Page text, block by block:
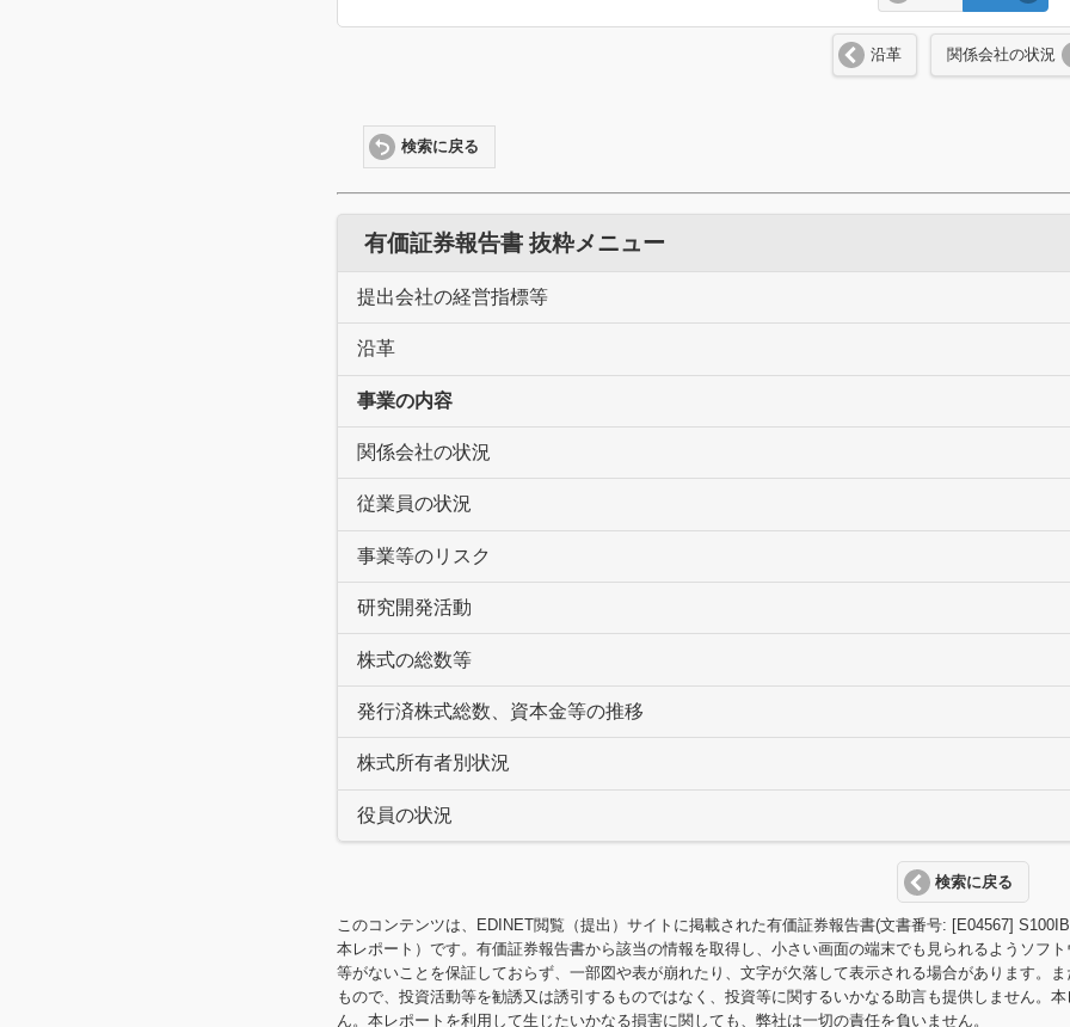
沿革 関係会社の状況
検索に戻る
有価証券報告書 抜粋メニュー
提出会社の経営指標等
沿革
事業の内容
関係会社の状況
従業員の状況
事業等のリスク
研究開発活動
株式の総数等
発行済株式総数、資本金等の推移
株式所有者別状況
役員の状況
検索に戻る
このコンテンツは、EDINET閲覧（提出）サイトに掲載された有価証券報告書(文書番号: [E04567]
本レポート）です。有価証券報告書から該当の情報を取得し、小さい画面の端末でも見られるようソフ
等がないことを保証しておらず、一部図や表が崩れたり、文字が欠落して表示される場合があります。
もので、投資活動等を勧誘又は誘引するものではなく、投資等に関するいかなる助言も提供しません。
ん。本レポートを利用して生じたいかなる損害に関しても、弊社は一切の責任を負いません。